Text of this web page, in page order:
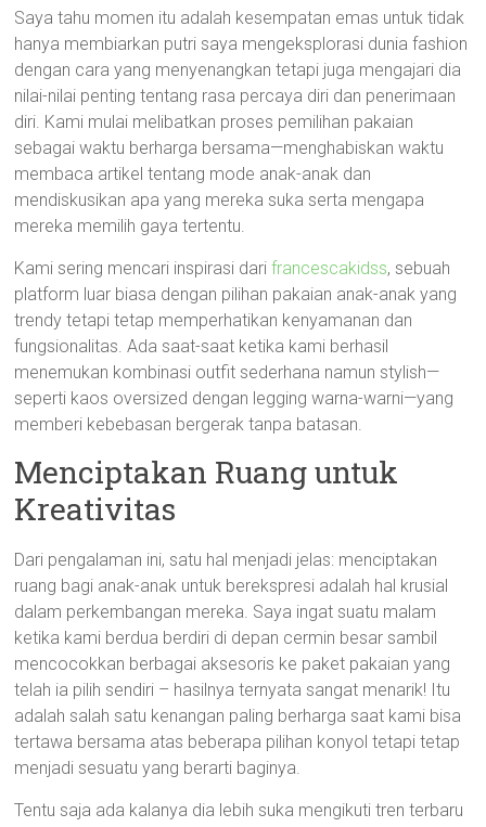
Saya tahu momen itu adalah kesempatan emas untuk tidak
hanya membiarkan putri saya mengeksplorasi dunia fashion
dengan cara yang menyenangkan tetapi juga mengajari dia
nilai-nilai penting tentang rasa percaya diri dan penerimaan
diri. Kami mulai melibatkan proses pemilihan pakaian
sebagai waktu berharga bersama—menghabiskan waktu
membaca artikel tentang mode anak-anak dan
mendiskusikan apa yang mereka suka serta mengapa
mereka memilih gaya tertentu.
Kami sering mencari inspirasi darifrancescakidss, sebuah
platform luar biasa dengan pilihan pakaian anak-anak yang
trendy tetapi tetap memperhatikan kenyamanan dan
fungsionalitas. Ada saat-saat ketika kami berhasil
menemukan kombinasi outfit sederhana namun stylish—
seperti kaos oversized dengan legging warna-warni—yang
memberi kebebasan bergerak tanpa batasan.
Menciptakan Ruang untuk
Kreativitas
Dari pengalaman ini, satu hal menjadi jelas: menciptakan
ruang bagi anak-anak untuk berekspresi adalah hal krusial
dalam perkembangan mereka. Saya ingat suatu malam
ketika kami berdua berdiri di depan cermin besar sambil
mencocokkan berbagai aksesoris ke paket pakaian yang
telah ia pilih sendiri – hasilnya ternyata sangat menarik! Itu
adalah salah satu kenangan paling berharga saat kami bisa
tertawa bersama atas beberapa pilihan konyol tetapi tetap
menjadi sesuatu yang berarti baginya.
Tentu saja ada kalanya dia lebih suka mengikuti tren terbaru